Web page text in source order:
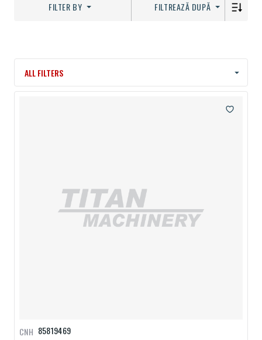
ALL FILTERS
FILTER BY FILTREAZĂ DUPĂ
85819469
CNH